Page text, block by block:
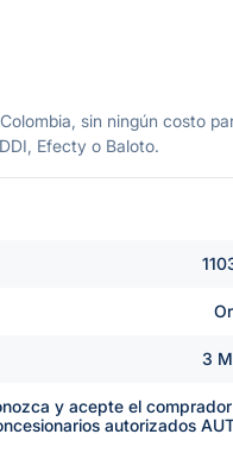
sin ningún costo
Efecty o Baloto.
3
y acepte el
autorizados